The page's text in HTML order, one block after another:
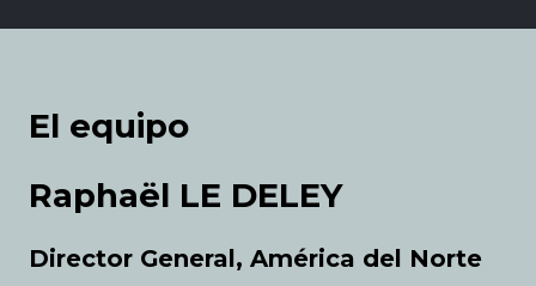
El equipo
Raphaël LE DELEY
Director General, América del Norte